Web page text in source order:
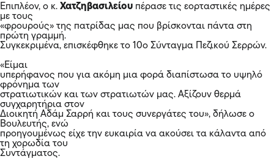
Επιπλέον, ο κ. Χατζηβασιλείου πέρασε τις εορταστικές ημέρες
με τους
«φρουρούς» της πατρίδας μας που βρίσκονται πάντα στη
πρώτη γραμμή.
Συγκεκριμένα, επισκέφθηκε το 10ο Σύνταγμα Πεζικού Σερρών.
«Είμαι
υπερήφανος που για ακόμη μια φορά διαπίστωσα το υψηλό
φρόνημα των
στρατιωτικών και των στρατιωτών μας. Αξίζουν θερμά
συγχαρητήρια στον
Διοικητή Αδάμ Σαρρή και τους συνεργάτες του», δήλωσε ο
Βουλευτής, ενώ
προηγουμένως είχε την ευκαιρία να ακούσει τα κάλαντα από
τη χορωδία του
Συντάγματος.